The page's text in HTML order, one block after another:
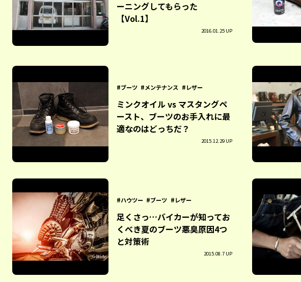
ーニングしてもらった
【Vol.1】
2016.01.25 UP
ブーツ メンテナンス レザー
ミンクオイル vs マスタングペ
ースト、ブーツのお手入れに最
適なのはどっちだ？
2015.12.29 UP
ハウツー ブーツ レザー
足くさっ…バイカーが知ってお
くべき夏のブーツ悪臭原因4つ
と対策術
2015.08.7 UP